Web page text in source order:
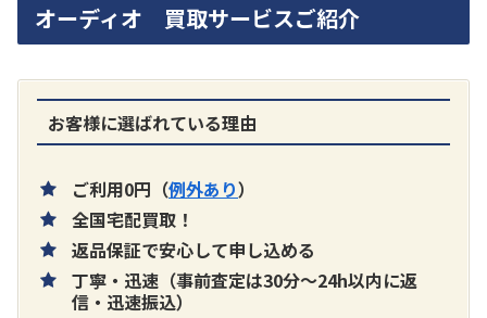
オーディオ 買取サービスご紹介
お客様に選ばれている理由
ご利用0円（例外あり）
全国宅配買取！
返品保証で安心して申し込める
丁寧・迅速（事前査定は30分～24h以内に返
信・迅速振込）